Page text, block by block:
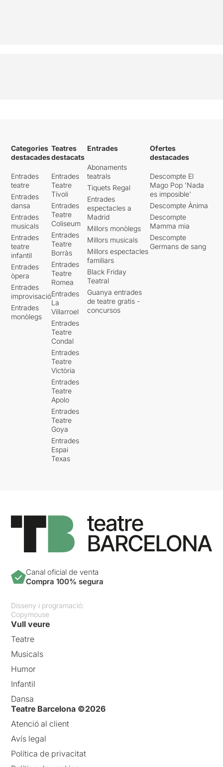
Categories
destacades
Entrades
teatre
Entrades
dansa
Entrades
musicals
Entrades
teatre
infantil
Entrades
òpera
Entrades
improvisació
Entrades
monòlegs
Teatres
destacats
Entrades
Teatre
Tívoli
Entrades
Teatre
Coliseum
Entrades
Teatre
Borràs
Entrades
Teatre
Romea
Entrades
La
Villarroel
Entrades
Teatre
Condal
Entrades
Teatre
Victòria
Entrades
Teatre
Apolo
Entrades
Teatre
Goya
Entrades
Espai
Texas
Entrades
Abonaments
teatrals
Tiquets Regal
Entrades
espectacles a
Madrid
Millors monòlegs
Millors musicals
Millors espectacles
familiars
Black Friday
Teatral
Guanya entrades
de teatre gratis -
concursos
Ofertes
destacades
Descompte El
Mago Pop 'Nada
es imposible'
Descompte Ànima
Descompte
Mamma mia
Descompte
Germans de sang
Canal oficial de venta
Compra 100% segura
Disseny i programació:
Copymouse
Vull veure
Teatre
Musicals
Humor
Infantil
Dansa
Teatre Barcelona ©2026
Atenció al client
Avís legal
Política de privacitat